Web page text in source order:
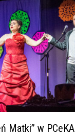
Matki” w PCeKA